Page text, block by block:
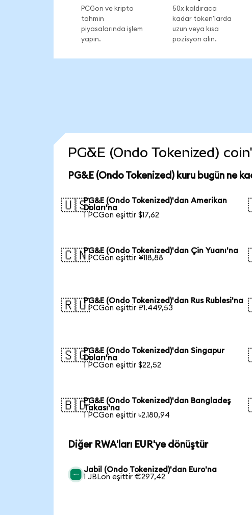
PCGon ve kripto
tahmin
piyasalarında işlem
yapın.
50x kaldıraca
kadar token'larda
uzun veya kısa
pozisyon alın.
PG&E (Ondo Tokenized)
PG&E (Ondo Tokenized) kuru bugün ne
🇺🇸PG&E (Ondo Tokenized)'dan Amerikan
Doları'na
1 PCGon eşittir $17,62
🇨🇳PG&E (Ondo Tokenized)'dan Çin Yuanı'na
1 PCGon eşittir ¥118,88
🇷🇺PG&E (Ondo Tokenized)'dan Rus Rublesi'na
1 PCGon eşittir ₽1.449,53
🇸🇬PG&E (Ondo Tokenized)'dan Singapur
Doları'na
1 PCGon eşittir $22,52
🇧🇩PG&E (Ondo Tokenized)'dan Bangladeş
Takası'na
1 PCGon eşittir ৳2.180,94
Diğer RWA'ları EUR'ye dönüştür
Jabil (Ondo Tokenized)'dan Euro'na
1 JBLon eşittir €297,42